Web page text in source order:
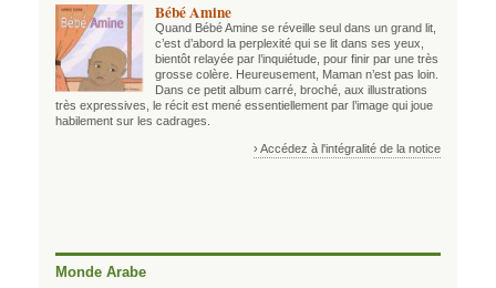
Bébé Amine
Quand Bébé Amine se réveille seul dans un grand lit,
c’est d’abord la perplexité qui se lit dans ses yeux,
bientôt relayée par l’inquiétude, pour finir par une très
grosse colère. Heureusement, Maman n’est pas loin.
Dans ce petit album carré, broché, aux illustrations
très expressives, le récit est mené essentiellement par l’image qui joue
habilement sur les cadrages.
› Accédez à l'intégralité de la notice
Monde Arabe